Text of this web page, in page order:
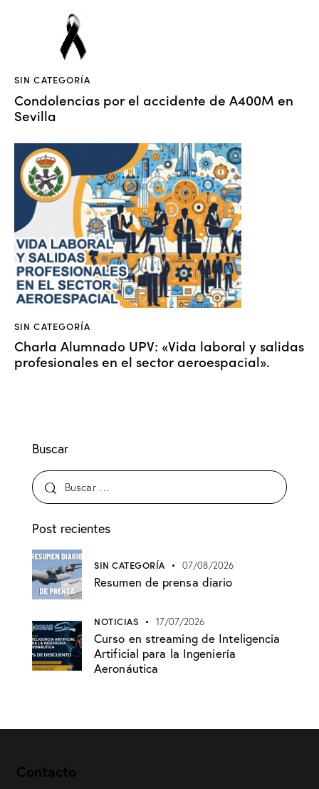
SIN CATEGORÍA
Condolencias por el accidente de A400M en
Sevilla
SIN CATEGORÍA
Charla Alumnado UPV: «Vida laboral y salidas
profesionales en el sector aeroespacial».
Buscar
Post recientes
SIN CATEGORÍA 07/08/2026
Resumen de prensa diario
NOTICIAS 17/07/2026
Curso en streaming de Inteligencia
Artificial para la Ingeniería
Aeronáutica
Contacto